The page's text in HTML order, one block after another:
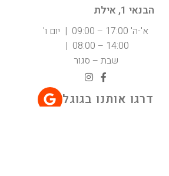
הבנאי 1, אילת
א'-ה' 17:00 – 09:00 | יום ו'
14:00 – 08:00 |
שבת – סגור
דרגו אותנו בגוגל